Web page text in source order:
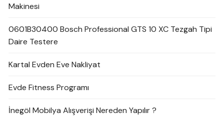
Makinesi
0601B30400 Bosch Professional GTS 10 XC Tezgah Tipi
Daire Testere
Kartal Evden Eve Nakliyat
Evde Fitness Programı
İnegöl Mobilya Alışverişi Nereden Yapılır ?